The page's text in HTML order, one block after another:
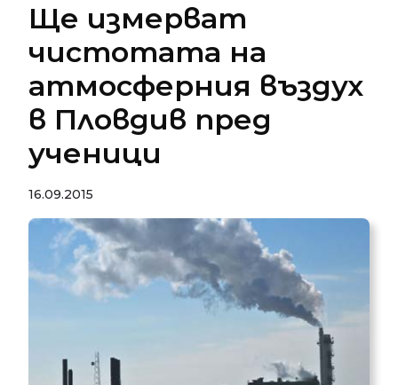
Ще измерват
чистотата на
атмосферния въздух
в Пловдив пред
ученици
16.09.2015